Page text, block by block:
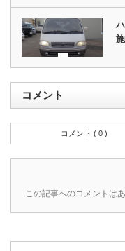
施
コメント
コメント ( 0 )
この記事へのコメントはあ